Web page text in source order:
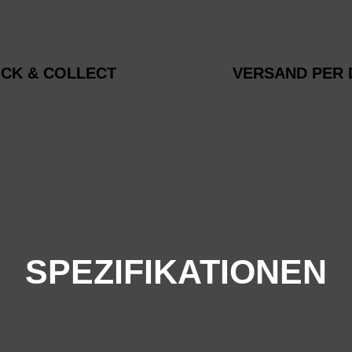
& COLLECT VERSAND PER
SPEZIFIKATIONEN